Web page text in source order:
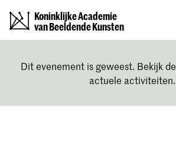
Koninklijke Academie
van Beeldende Kunsten
Dit evenement is geweest. Bekijk de
actuele activiteiten.